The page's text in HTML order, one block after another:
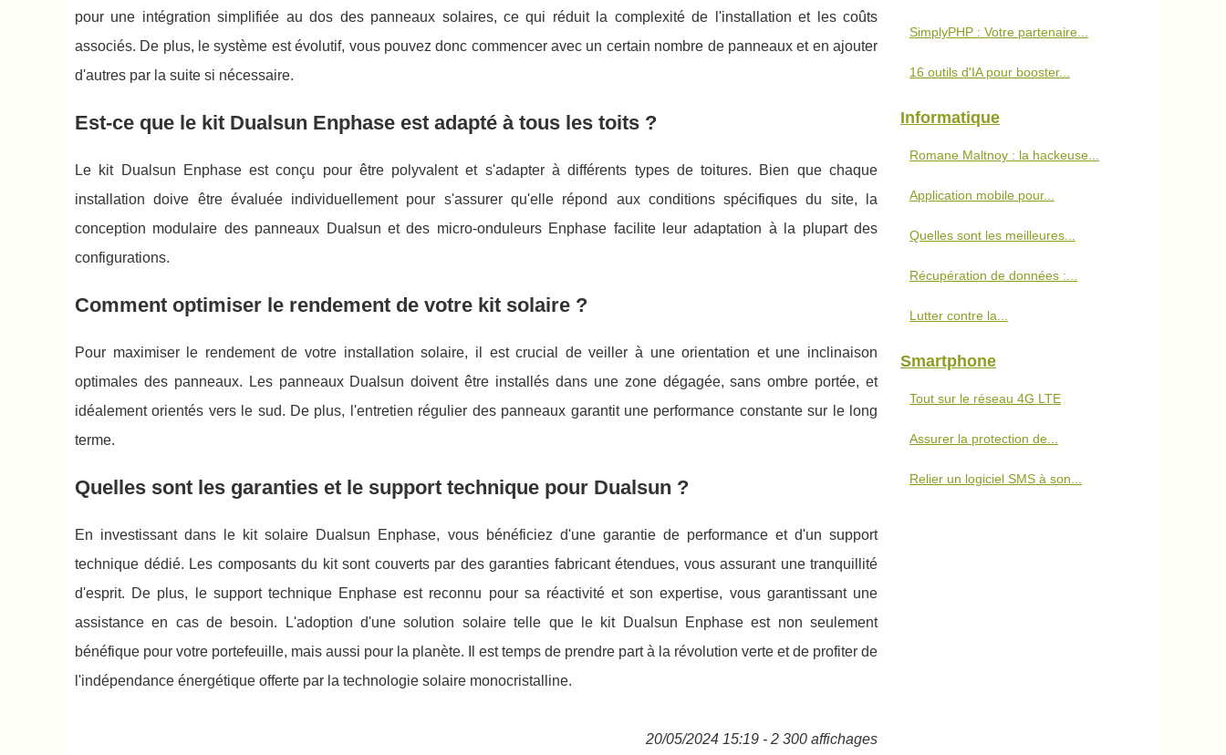
pour une intégration simplifiée au dos des panneaux solaires, ce qui réduit la complexité de l'installation et les coûts
associés. De plus, le système est évolutif, vous pouvez donc commencer avec un certain nombre de panneaux et en ajouter
d'autres par la suite si nécessaire.
Est-ce que le kit Dualsun Enphase est adapté à tous les toits ?
Le kit Dualsun Enphase est conçu pour être polyvalent et s'adapter à différents types de toitures. Bien que chaque
installation doive être évaluée individuellement pour s'assurer qu'elle répond aux conditions spécifiques du site, la
conception modulaire des panneaux Dualsun et des micro-onduleurs Enphase facilite leur adaptation à la plupart des
configurations.
Comment optimiser le rendement de votre kit solaire ?
Pour maximiser le rendement de votre installation solaire, il est crucial de veiller à une orientation et une inclinaison
optimales des panneaux. Les panneaux Dualsun doivent être installés dans une zone dégagée, sans ombre portée, et
idéalement orientés vers le sud. De plus, l'entretien régulier des panneaux garantit une performance constante sur le long
terme.
Quelles sont les garanties et le support technique pour Dualsun ?
En investissant dans le kit solaire Dualsun Enphase, vous bénéficiez d'une garantie de performance et d'un support
technique dédié. Les composants du kit sont couverts par des garanties fabricant étendues, vous assurant une tranquillité
d'esprit. De plus, le support technique Enphase est reconnu pour sa réactivité et son expertise, vous garantissant une
assistance en cas de besoin. L'adoption d'une solution solaire telle que le kit Dualsun Enphase est non seulement
bénéfique pour votre portefeuille, mais aussi pour la planète. Il est temps de prendre part à la révolution verte et de profiter de
l'indépendance énergétique offerte par la technologie solaire monocristalline.
20/05/2024 15:19 - 2 300 affichages
SimplyPHP : Votre partenaire...
16 outils d'IA pour booster...
Informatique
Romane Maltnoy : la hackeuse...
Application mobile pour...
Quelles sont les meilleures...
Récupération de données :...
Lutter contre la...
Smartphone
Tout sur le réseau 4G LTE
Assurer la protection de...
Relier un logiciel SMS à son...